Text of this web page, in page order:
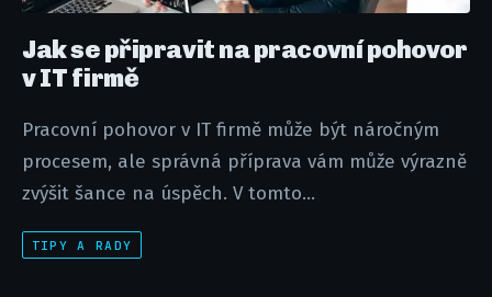
Jak se připravit na pracovní pohovor
v IT firmě
Pracovní pohovor v IT firmě může být náročným
procesem, ale správná příprava vám může výrazně
zvýšit šance na úspěch. V tomto...
TIPY A RADY